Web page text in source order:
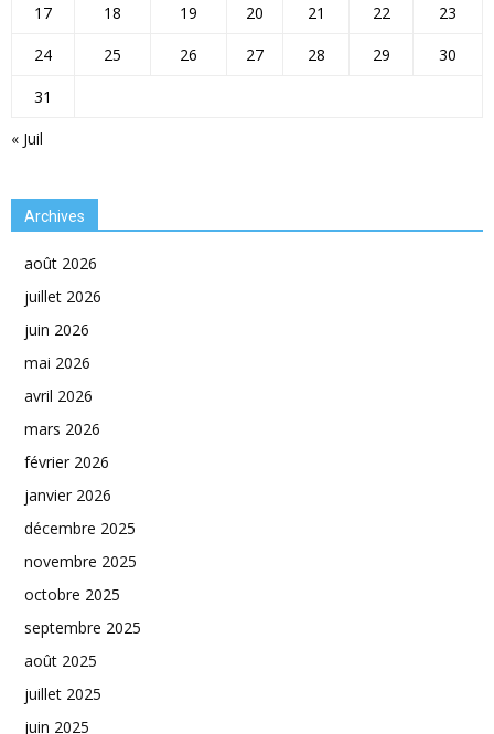
« Juil
17
18 19 20 21 22
23
24
25 26 27 28 29
30
31
Archives
août 2026
juillet 2026
juin 2026
mai 2026
avril 2026
mars 2026
février 2026
janvier 2026
décembre 2025
novembre 2025
octobre 2025
septembre 2025
août 2025
juillet 2025
juin 2025